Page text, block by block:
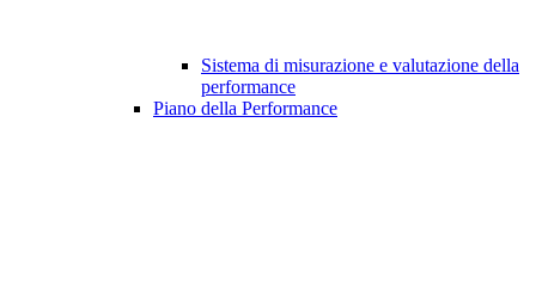
Sistema di misurazione e valutazione della
performance
Piano della Performance